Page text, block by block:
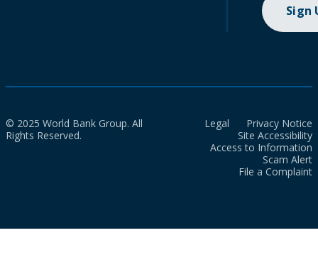
Sign
© 2025 World Bank Group. All
Rights Reserved.
Legal
Privacy Notice
Site Accessibility
Access to Information
Scam Alert
File a Complaint